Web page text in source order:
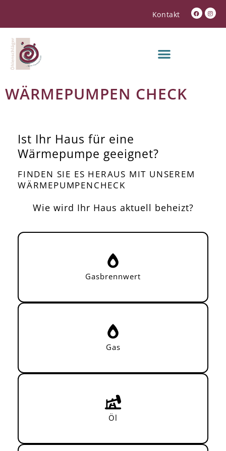
Kontakt
WÄRMEPUMPEN CHECK
Ist Ihr Haus für eine
Wärmepumpe geeignet?
FINDEN SIE ES HERAUS MIT UNSEREM
WÄRMEPUMPENCHECK
Wie wird Ihr Haus aktuell beheizt?
Gasbrennwert
Gas
Öl